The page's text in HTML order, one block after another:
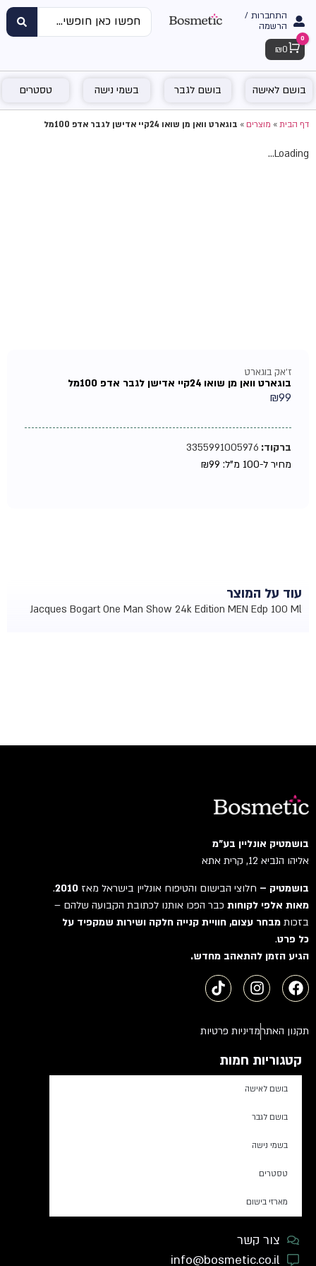
התחברות /
הרשמה
Cart
0
₪ 0
בושם לאישה בושם לגבר בשמי נישה טסטרים
דף הבית»מוצרים»בוגארט וואן מן שואו 24קיי אדישן לגבר אדפ 100מל
Loading...
ז'אק בוגארט
בוגארט וואן מן שואו 24קיי אדישן לגבר אדפ 100מל
₪99
ברקוד:3355991005976
מחיר ל-100 מ"ל:
₪99
עוד על המוצר
Jacques Bogart One Man Show 24k Edition MEN Edp 100 Ml
בושמטיק אונליין בע"מ
אליהו הנביא 12, קרית אתא
בושמטיק –חלוצי הבישום והטיפוח אונליין בישראל מאז2010
.
מאות אלפי לקוחותכבר הפכו אותנו לכתובת הקבועה שלהם –
בזכותמבחר עצום, חוויית קנייה חלקה ושירות שמקפיד על
כל פרט.
הגיע הזמן להתאהב מחדש.
תקנון האתרמדיניות פרטיות
קטגוריות חמות
בושם לאישה
בושם לגבר
בשמי נישה
טסטרים
מארזי בישום
צור קשר
info@bosmetic.co.il